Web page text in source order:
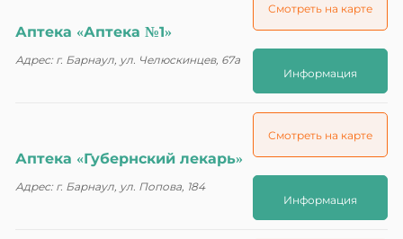
Аптека «Аптека №1»
Адрес: г. Барнаул, ул. Челюскинцев, 67а
Смотреть на карте
Информация
Аптека «Губернский лекарь»
Адрес: г. Барнаул, ул. Попова, 184
Смотреть на карте
Информация